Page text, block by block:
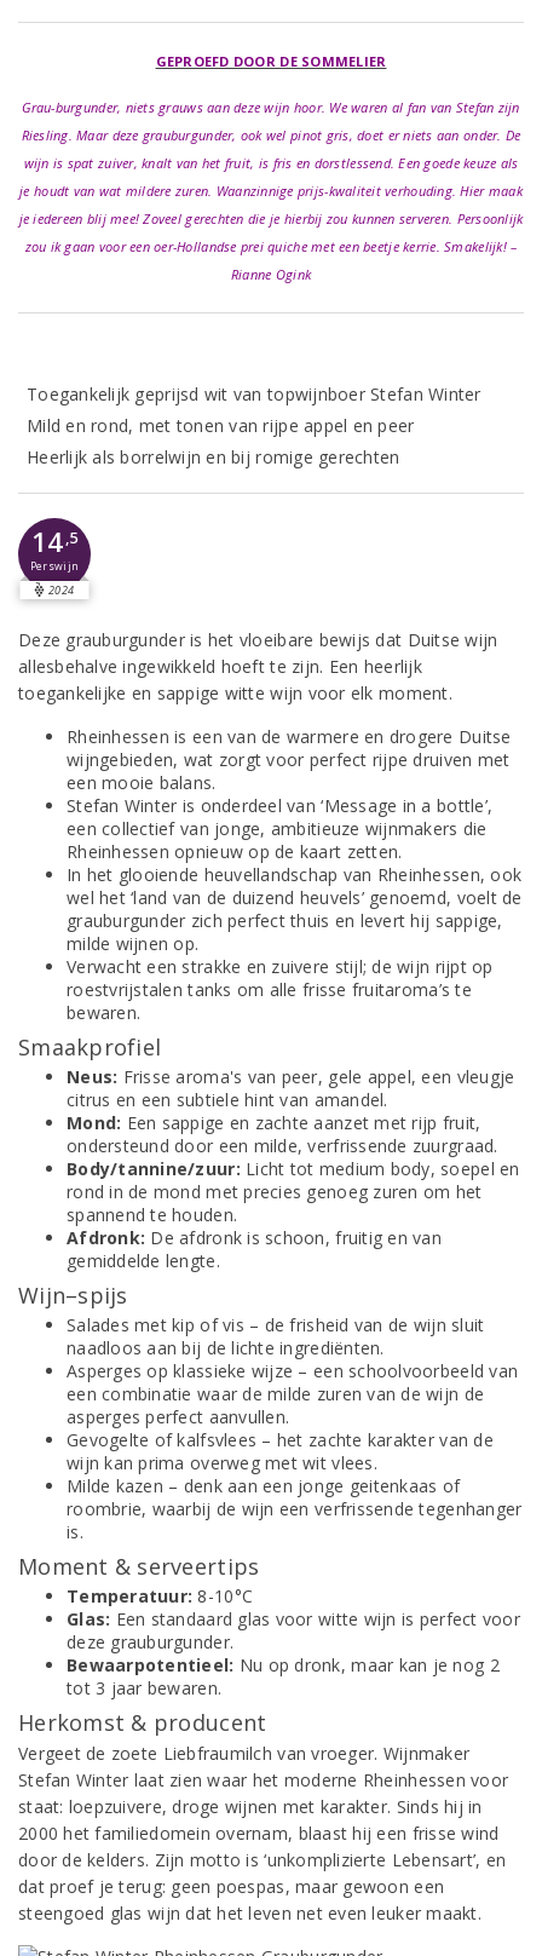
GEPROEFD DOOR DE SOMMELIER
Grau-burgunder, niets grauws aan deze wijn hoor. We waren al fan van Stefan zijn
Riesling. Maar deze grauburgunder, ook wel pinot gris, doet er niets aan onder. De
wijn is spat zuiver, knalt van het fruit, is fris en dorstlessend. Een goede keuze als
je houdt van wat mildere zuren. Waanzinnige prijs-kwaliteit verhouding. Hier maak
je iedereen blij mee! Zoveel gerechten die je hierbij zou kunnen serveren. Persoonlijk
zou ik gaan voor een oer-Hollandse prei quiche met een beetje kerrie. Smakelijk! –
Rianne Ogink
Toegankelijk geprijsd wit van topwijnboer Stefan Winter
Mild en rond, met tonen van rijpe appel en peer
Heerlijk als borrelwijn en bij romige gerechten
14,5
Perswijn
2024
Deze grauburgunder is het vloeibare bewijs dat Duitse wijn
allesbehalve ingewikkeld hoeft te zijn. Een heerlijk
toegankelijke en sappige witte wijn voor elk moment.
Rheinhessen is een van de warmere en drogere Duitse
wijngebieden, wat zorgt voor perfect rijpe druiven met
een mooie balans.
Stefan Winter is onderdeel van ‘Message in a bottle’,
een collectief van jonge, ambitieuze wijnmakers die
Rheinhessen opnieuw op de kaart zetten.
In het glooiende heuvellandschap van Rheinhessen, ook
wel het ‘land van de duizend heuvels’ genoemd, voelt de
grauburgunder zich perfect thuis en levert hij sappige,
milde wijnen op.
Verwacht een strakke en zuivere stijl; de wijn rijpt op
roestvrijstalen tanks om alle frisse fruitaroma’s te
bewaren.
Smaakprofiel
Neus: Frisse aroma's van peer, gele appel, een vleugje
citrus en een subtiele hint van amandel.
Mond: Een sappige en zachte aanzet met rijp fruit,
ondersteund door een milde, verfrissende zuurgraad.
Body/tannine/zuur: Licht tot medium body, soepel en
rond in de mond met precies genoeg zuren om het
spannend te houden.
Afdronk: De afdronk is schoon, fruitig en van
gemiddelde lengte.
Wijn–spijs
Salades met kip of vis – de frisheid van de wijn sluit
naadloos aan bij de lichte ingrediënten.
Asperges op klassieke wijze – een schoolvoorbeeld van
een combinatie waar de milde zuren van de wijn de
asperges perfect aanvullen.
Gevogelte of kalfsvlees – het zachte karakter van de
wijn kan prima overweg met wit vlees.
Milde kazen – denk aan een jonge geitenkaas of
roombrie, waarbij de wijn een verfrissende tegenhanger
is.
Moment & serveertips
Temperatuur: 8-10°C
Glas: Een standaard glas voor witte wijn is perfect voor
deze grauburgunder.
Bewaarpotentieel: Nu op dronk, maar kan je nog 2
tot 3 jaar bewaren.
Herkomst & producent
Vergeet de zoete Liebfraumilch van vroeger. Wijnmaker
Stefan Winter laat zien waar het moderne Rheinhessen voor
staat: loepzuivere, droge wijnen met karakter. Sinds hij in
2000 het familiedomein overnam, blaast hij een frisse wind
door de kelders. Zijn motto is ‘unkomplizierte Lebensart’, en
dat proef je terug: geen poespas, maar gewoon een
steengoed glas wijn dat het leven net even leuker maakt.